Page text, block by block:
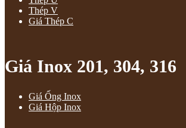
Thép V
Giá Thép C
Giá Inox 201, 304, 316
Giá Ống Inox
Giá Hộp Inox